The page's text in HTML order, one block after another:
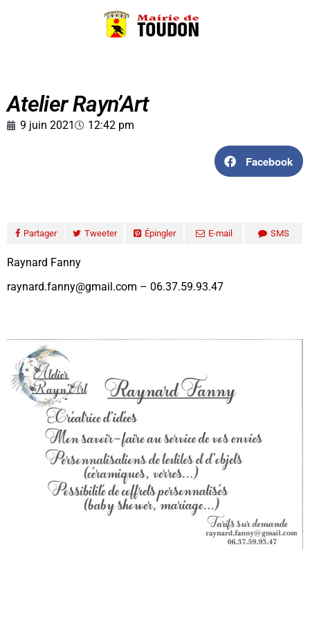
Atelier Rayn’Art
9 juin 2021 12:42 pm
Facebook
Partager Tweeter Épingler E-mail SMS
Raynard Fanny
raynard.fanny@gmail.com – 06.37.59.93.47